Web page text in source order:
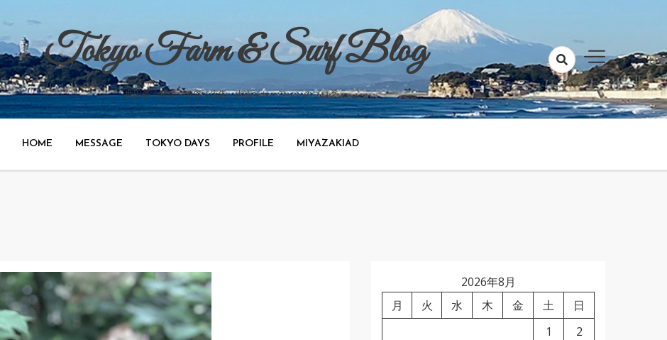
Tokyo Farm & Surf Blog
世田谷で野菜、渋谷で広告、湘南でサーフィンのブログ。
HOME MESSAGE TOKYO DAYS PROFILE MIYAZAKIAD
2026年8月
月
火 水 木 金 土
日
1
2